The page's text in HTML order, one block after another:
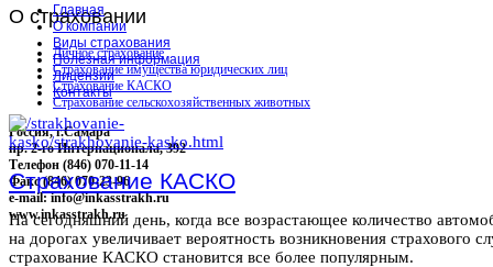
О страховании
Личное страхование
Страхование имущества юридических лиц
Страхование КАСКО
Страхование сельскохозяйственных животных
Россия, г.Самара
пр. 2-го Интернационала, 392
Телефон (846) 070-11-14
Факс (846) 070-23-96
e-mail: info@inkasstrakh.ru
www.inkasstrakh.ru
Главная
О компании
Виды страхования
Полезная информация
Лицензии
Контакты
Страхование КАСКО
На сегодняшний день, когда все возрастающее количество
на дорогах увеличивает вероятность возникновения страхового
страхование КАСКО становится все более популярным.